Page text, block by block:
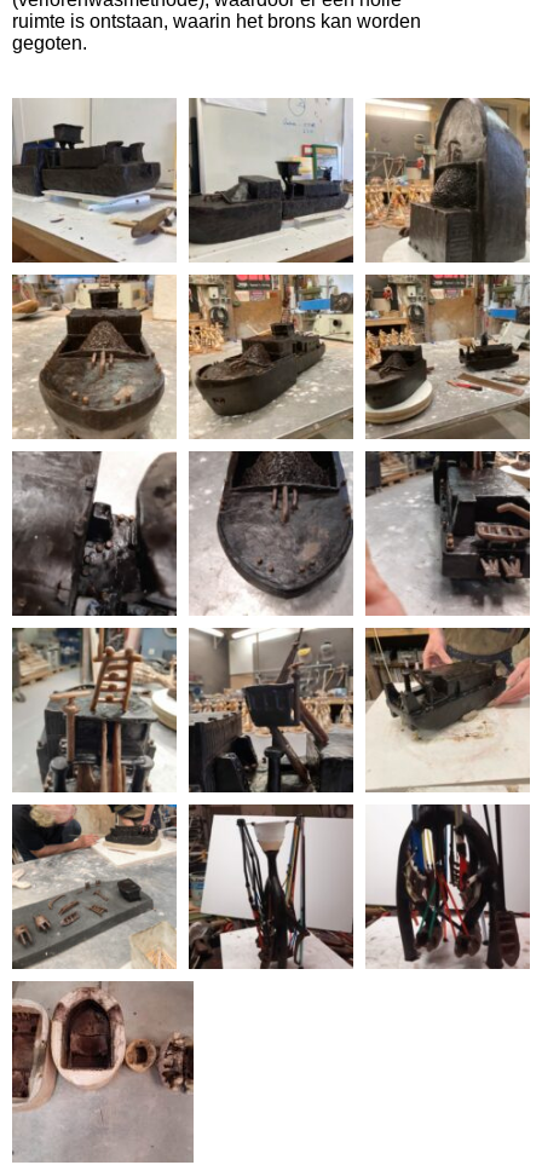
ruimte is ontstaan, waarin het brons kan worden
gegoten.